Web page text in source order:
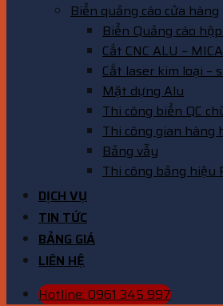
Biển quảng cáo cửa hàng
Biển Quảng cáo
Cắt CNC ALU –
Cắt laser kim loại –
Mặt dựng Alu
Thi công biển QC
Thi công gian hàng
Bảng vẫy
Thi công bảng hiệu
DỊCH VỤ
TIN TỨC
BẢNG GIÁ
LIÊN HỆ
Hotline: 0961 345 997